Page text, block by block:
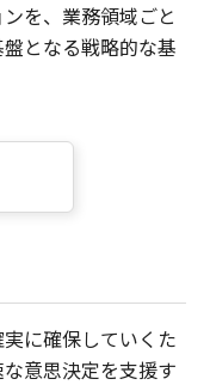
を、業務領域ごと
となる戦略的な基
に確保していくた
意思決定を支援す